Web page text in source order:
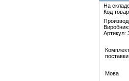
На
Код
Артикул:
Комплект
поставки
Мова